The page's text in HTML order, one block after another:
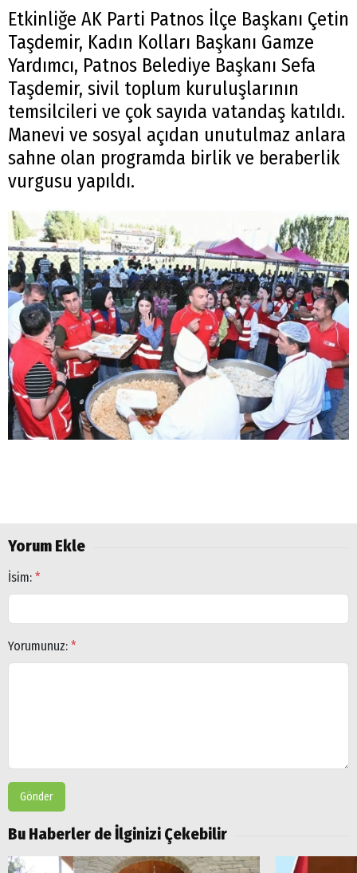
Etkinliğe AK Parti Patnos İlçe Başkanı Çetin
Taşdemir, Kadın Kolları Başkanı Gamze
Yardımcı, Patnos Belediye Başkanı Sefa
Taşdemir, sivil toplum kuruluşlarının
temsilcileri ve çok sayıda vatandaş katıldı.
Manevi ve sosyal açıdan unutulmaz anlara
sahne olan programda birlik ve beraberlik
vurgusu yapıldı.
Yorum Ekle
İsim: *
Yorumunuz: *
Gönder
Bu Haberler de İlginizi Çekebilir